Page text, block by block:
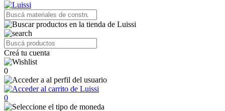
Creá tu cuenta
0
0